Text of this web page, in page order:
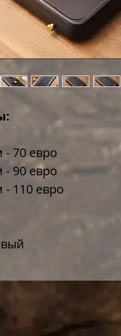
70 евро
90 евро
110 евро